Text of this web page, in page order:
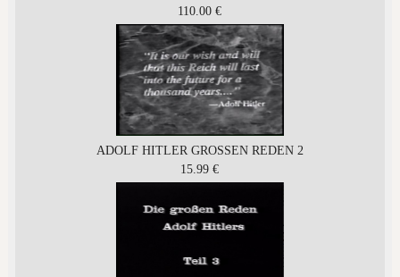
110.00 €
ADOLF HITLER GROSSEN REDEN 2
15.99 €